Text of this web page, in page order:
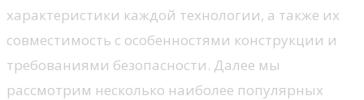
характеристики каждой технологии, а также их
совместимость с особенностями конструкции и
требованиями безопасности. Далее мы
рассмотрим несколько наиболее популярных